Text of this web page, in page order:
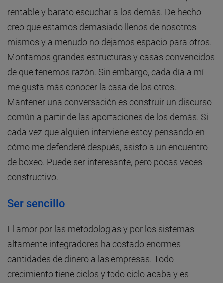
rentable y barato escuchar a los demás. De hecho
creo que estamos demasiado llenos de nosotros
mismos y a menudo no dejamos espacio para otros.
Montamos grandes estructuras y casas convencidos
de que tenemos razón. Sin embargo, cada día a mí
me gusta más conocer la casa de los otros.
Mantener una conversación es construir un discurso
común a partir de las aportaciones de los demás. Si
cada vez que alguien interviene estoy pensando en
cómo me defenderé después, asisto a un encuentro
de boxeo. Puede ser interesante, pero pocas veces
constructivo.
Ser sencillo
El amor por las metodologías y por los sistemas
altamente integradores ha costado enormes
cantidades de dinero a las empresas. Todo
crecimiento tiene ciclos y todo ciclo acaba y es